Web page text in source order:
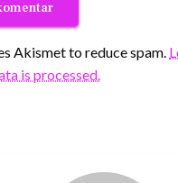
Akismet to reduce spam.
is processed.